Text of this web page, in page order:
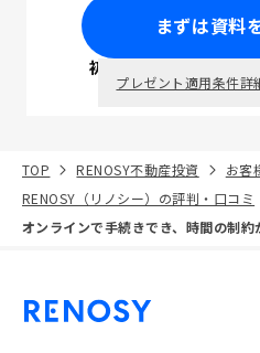
まずは資料
初回面談で ポ
プレゼント適用条件詳
TOP RENOSY不動産投資
お客
RENOSY（リノシー）の評判・口コミ
オンラインで手続きでき、時間の制